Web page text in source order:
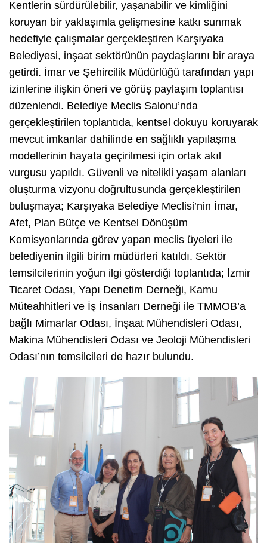
Kentlerin sürdürülebilir, yaşanabilir ve kimliğini
koruyan bir yaklaşımla gelişmesine katkı sunmak
hedefiyle çalışmalar gerçekleştiren Karşıyaka
Belediyesi, inşaat sektörünün paydaşlarını bir araya
getirdi. İmar ve Şehircilik Müdürlüğü tarafından yapı
izinlerine ilişkin öneri ve görüş paylaşım toplantısı
düzenlendi. Belediye Meclis Salonu’nda
gerçekleştirilen toplantıda, kentsel dokuyu koruyarak
mevcut imkanlar dahilinde en sağlıklı yapılaşma
modellerinin hayata geçirilmesi için ortak akıl
vurgusu yapıldı. Güvenli ve nitelikli yaşam alanları
oluşturma vizyonu doğrultusunda gerçekleştirilen
buluşmaya; Karşıyaka Belediye Meclisi’nin İmar,
Afet, Plan Bütçe ve Kentsel Dönüşüm
Komisyonlarında görev yapan meclis üyeleri ile
belediyenin ilgili birim müdürleri katıldı. Sektör
temsilcilerinin yoğun ilgi gösterdiği toplantıda; İzmir
Ticaret Odası, Yapı Denetim Derneği, Kamu
Müteahhitleri ve İş İnsanları Derneği ile TMMOB’a
bağlı Mimarlar Odası, İnşaat Mühendisleri Odası,
Makina Mühendisleri Odası ve Jeoloji Mühendisleri
Odası’nın temsilcileri de hazır bulundu.